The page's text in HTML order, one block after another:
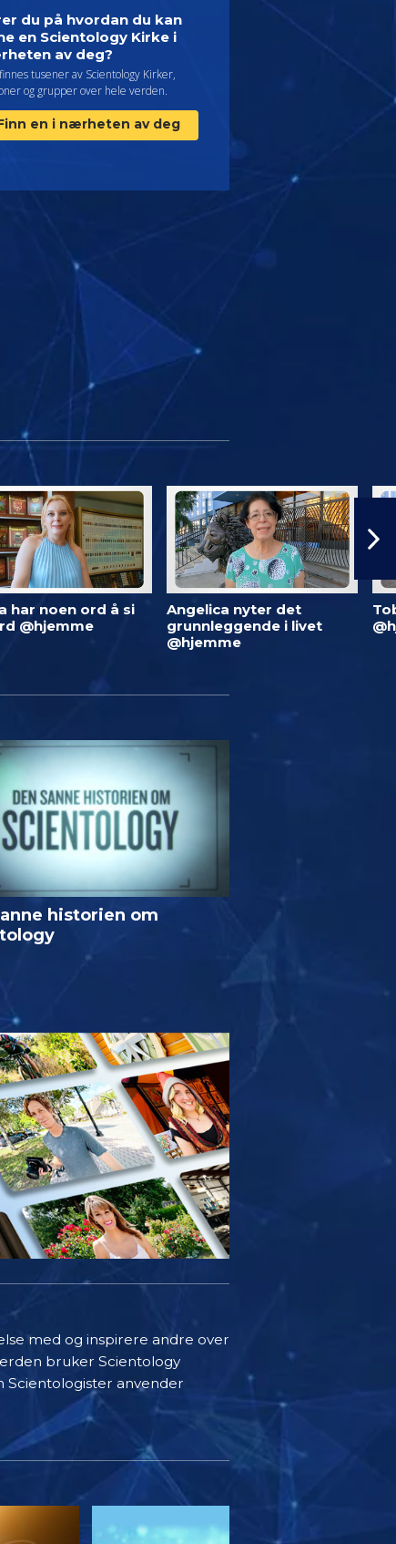
du på hvordan du kan
en Scientology Kirke i
av deg?
tusener av Scientology Kirker,
og grupper over hele verden.
en i nærheten av deg
har noen ord å si
@hjemme
Angelica nyter det
grunnleggende i livet
@hjemme
historien om
med og inspirere andre over
bruker Scientology
Scientologister anvender